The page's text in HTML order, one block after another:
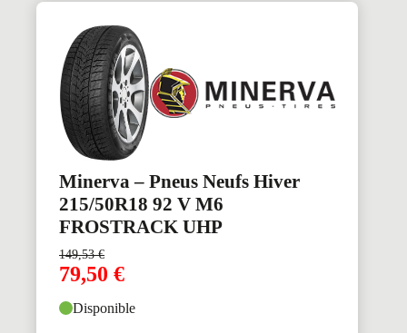
Minerva – Pneus Neufs Hiver
215/50R18 92 V M6
FROSTRACK UHP
149,53€
79,50 €
Disponible